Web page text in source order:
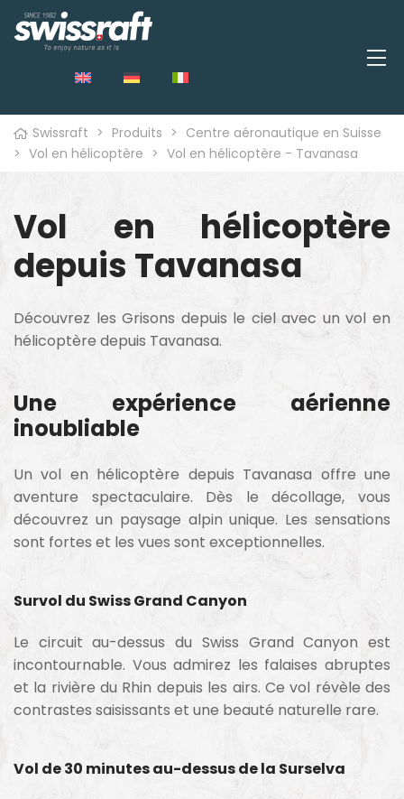
Swissraft > Produits > Centre aéronautique en Suisse
> Vol en hélicoptère > Vol en hélicoptère - Tavanasa
Vol en hélicoptère
depuis Tavanasa
Découvrez les Grisons depuis le ciel avec un vol en
hélicoptère depuis Tavanasa.
Une expérience aérienne
inoubliable
Un vol en hélicoptère depuis Tavanasa offre une
aventure spectaculaire. Dès le décollage, vous
découvrez un paysage alpin unique. Les sensations
sont fortes et les vues sont exceptionnelles.
Survol du Swiss Grand Canyon
Le circuit au-dessus du Swiss Grand Canyon est
incontournable. Vous admirez les falaises abruptes
et la rivière du Rhin depuis les airs. Ce vol révèle des
contrastes saisissants et une beauté naturelle rare.
Vol de 30 minutes au-dessus de la Surselva